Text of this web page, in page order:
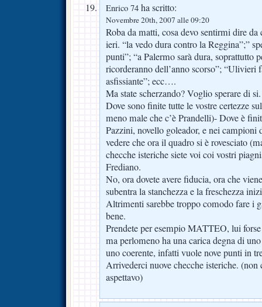
Enrico 74 ha scritto:
Novembre 20th, 2007 alle 09:20
Roba da matti, cosa devo sentirmi dire
ieri. “la vedo dura contro la Reggina”;”
punti”; “a Palermo sarà dura, soprattutto
ricorderanno dell’anno scorso”; “Ulivieri
asfissiante”; ecc….
Ma state scherzando? Voglio sperare di si.
Dove sono finite tutte le vostre certezze
meno male che c’è Prandelli)- Dove è
Pazzini, novello goleador, e nei campioni
vedere che ora il quadro si è rovesciato
checche isteriche siete voi coi vostri
Frediano.
No, ora dovete avere fiducia, ora che
subentra la stanchezza e la freschezza
Altrimenti sarebbe troppo comodo fare i
bene.
Prendete per esempio MATTEO, lui
ma perlomeno ha una carica degna di
uno coerente, infatti vuole nove punti in
Arrivederci nuove checche isteriche. (non
aspettavo)